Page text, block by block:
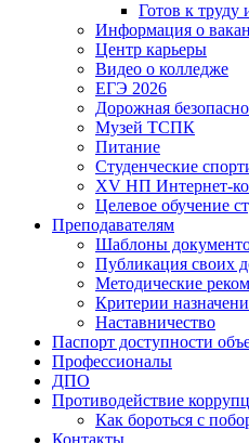
Готов к труду
Информация о
Центр карьеры
Видео о колледже
ЕГЭ 2026
Дорожная
Музей ТСПК
Питание
Студенческие
XV НП Интернет-
Целевое обучение
Преподавателям
Шаблоны
Публикация своих
Методические
Критерии
Наставничество
Паспорт доступности
Профессионалы
ДПО
Противодействие
Как бороться с